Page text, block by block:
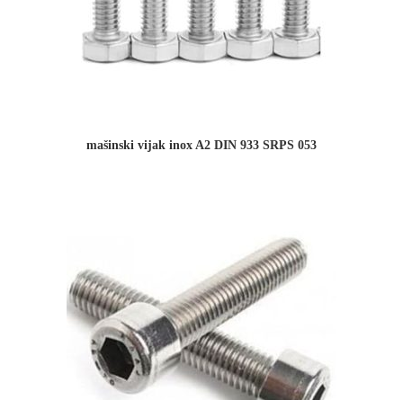
mašinski vijak inox A2 DIN 933 SRPS 053